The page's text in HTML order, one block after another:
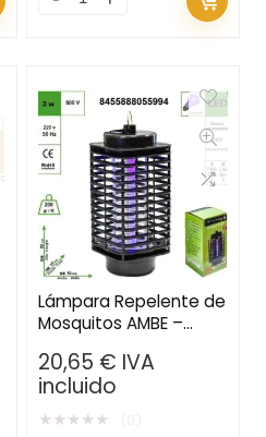
Lámpara Repelente de
Mosquitos AMBE –
Eléctrico Recargable
con Luz UV Portátil
para Interiores y
20,65 € IVA
incluido
★★★★★